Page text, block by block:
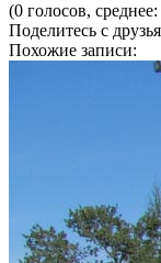
(0 голосов,
Поделитесь с
Похожие записи: